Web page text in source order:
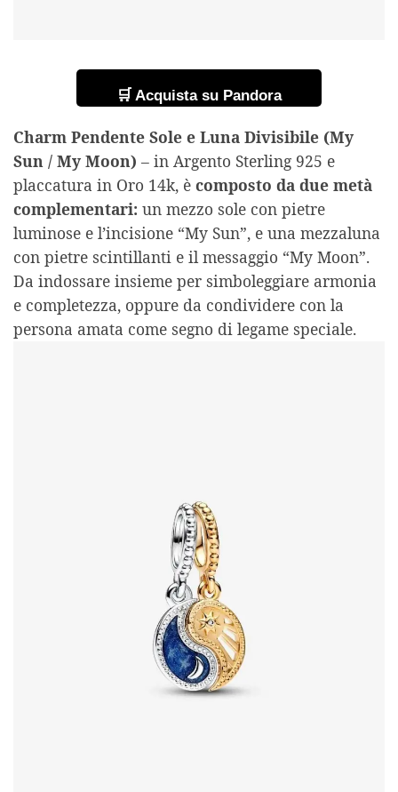
🛒 Acquista su Pandora
Charm Pendente Sole e Luna Divisibile (My
Sun / My Moon) – in Argento Sterling 925 e
placcatura in Oro 14k, è composto da due metà
complementari: un mezzo sole con pietre
luminose e l’incisione “My Sun”, e una mezzaluna
con pietre scintillanti e il messaggio “My Moon”.
Da indossare insieme per simboleggiare armonia
e completezza, oppure da condividere con la
persona amata come segno di legame speciale.